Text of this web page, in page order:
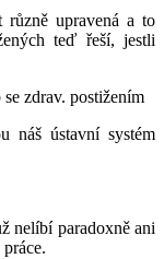
různě upravená a to
teď řeší, jestli
zdrav. postižením
náš ústavní systém
nelíbí paradoxně ani